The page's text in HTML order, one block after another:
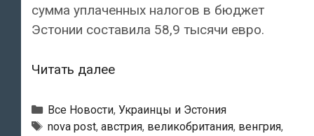
сумма уплаченных налогов в бюджет
Эстонии составила 58,9 тысячи евро.
Читать далееУкраинская
компания
Nova
Рубрики
Все Новости, Украинцы и Эстония
Метки
nova post, австрия, великобритания, венгрия,